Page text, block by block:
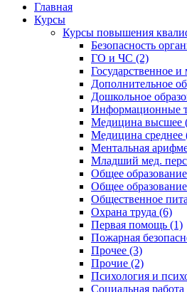
Главная
Курсы
Курсы повышения
Безопасность
ГО и ЧС (2)
Государственное
Дополнительное
Дошкольное
Информационные
Медицина высшее
Медицина среднее
Ментальная
Младший мед.
Общее
Общее
Общественное
Охрана труда (6)
Первая помощь (1)
Пожарная
Прочее (3)
Прочие (2)
Психология и
Социальная работа